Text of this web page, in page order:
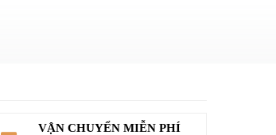
VẬN CHUYỂN MIỄN PHÍ